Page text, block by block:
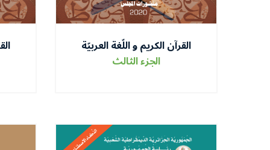
القرآن الكريم و اللّغة العربيّة
الجزء الثالث